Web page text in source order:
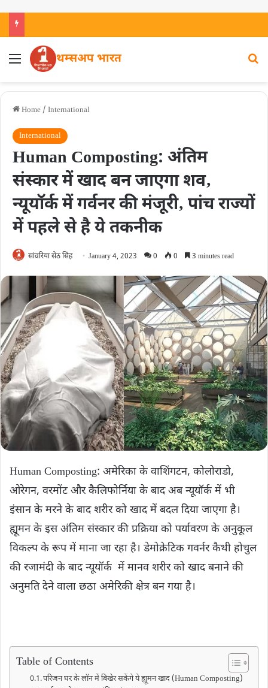
थम्सअप भारत
Home / International
International
Human Composting: अंतिम
संस्कार में खाद बन जाएगा शव‚
न्यूयॉर्क में गर्वनर की मंजूरी‚ पांच राज्यों
में पहले से है ये तकनीक
सांवरिया सेठ सिंह January 4, 2023 0 0 3 minutes read
Human Composting: अमेरिका के वाशिंगटन, कोलोराडो,
ओरेगन, वरमोंट और कैलिफोर्निया के बाद अब न्यूयॉर्क में भी
इंसान के मरने के बाद शरीर को खाद में बदल दिया जाएगा है।
ह्यूमन के इस अंतिम संस्कार की प्रक्रिया को पर्यावरण के अनुकूल
विकल्प के रूप में माना जा रहा है। डेमोक्रेटिक गवर्नर कैथी होचुल
की रजामंदी के बाद न्यूयॉर्क में मानव शरीर को खाद बनाने की
अनुमति देने वाला छठा अमेरिकी क्षेत्र बन गया है।
Table of Contents
परिजन घर के लॉन में बिखेर सकेंगे ये ह्यूमन खाद (Human Composting)